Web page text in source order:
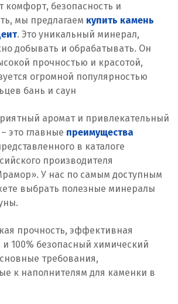
комфорт, безопасность и
мы предлагаем купить камень
. Это уникальный минерал,
добывать и обрабатывать. Он
прочностью и красотой,
огромной популярностью
бань и саун
аромат и привлекательный
это главные преимущества
в каталоге
производителя
У нас по самым доступным
выбрать полезные минералы
прочность, эффективная
и 100% безопасный химический
требования,
к наполнителям для каменки в